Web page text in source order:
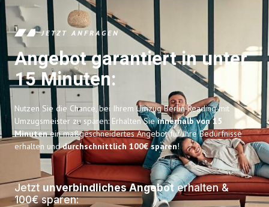
JETZT ANFRAGEN
Angebot garantiert in unter
15 Minuten:
Nutzen Sie die Chance, bei Ihrem Umzug Berlin Reading mit
Umzugsmeister zu sparen: Erhalten Sieinnerhalb von 15
Minutenein maßgeschneidertes Angebot für Ihre Bedürfnisse
erhalten unddurchschnittlich 100€ sparen!
Jetzt unverbindliches Angeboterhalten &
100€ sparen: